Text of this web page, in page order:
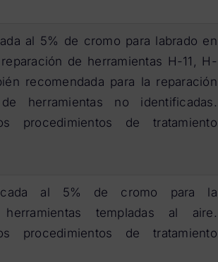
al 5% de cromo para labrado en
de herramientas H-11, H-
recomendada para la reparación
herramientas no identificadas.
procedimientos de tratamiento
al 5% de cromo para la
templadas al aire.
procedimientos de tratamiento